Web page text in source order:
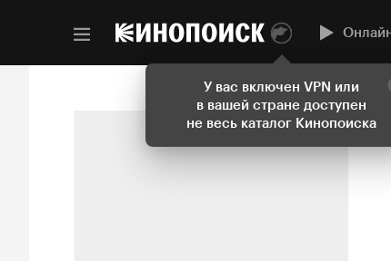
У вас включен VPN или
в вашей стране доступен
не весь каталог Кинопоиска